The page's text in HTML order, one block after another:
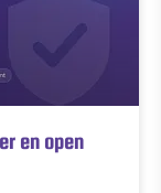
en open